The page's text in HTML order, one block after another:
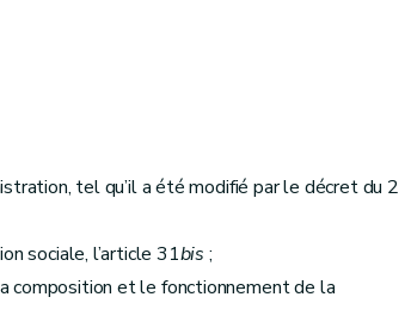
tel qu’il a été modifié par le décret du 2
sociale, l’article 31bis ;
composition et le fonctionnement de la